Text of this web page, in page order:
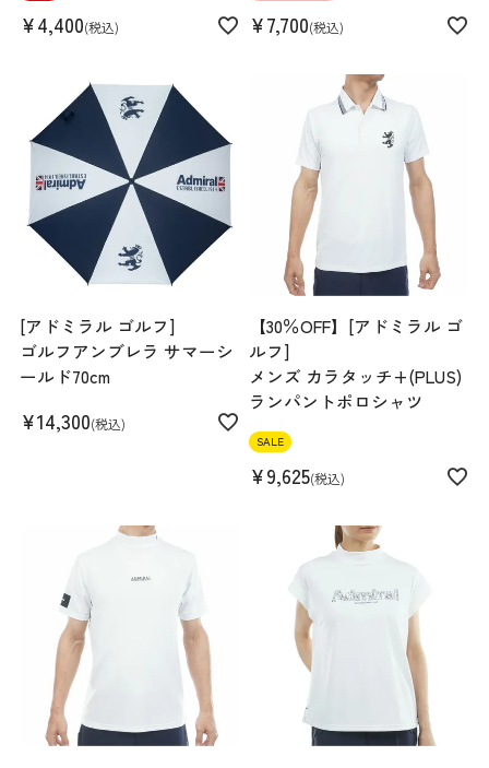
¥4,400 税込 ¥7,700 税込
[アドミラル ゴルフ]
ゴルフアンブレラ サマーシ
ールド70cm
¥14,300 税込
【30％OFF】[アドミラル ゴ
ルフ]
メンズ カラタッチ+(PLUS)
ランパントポロシャツ
SALE
¥9,625 税込